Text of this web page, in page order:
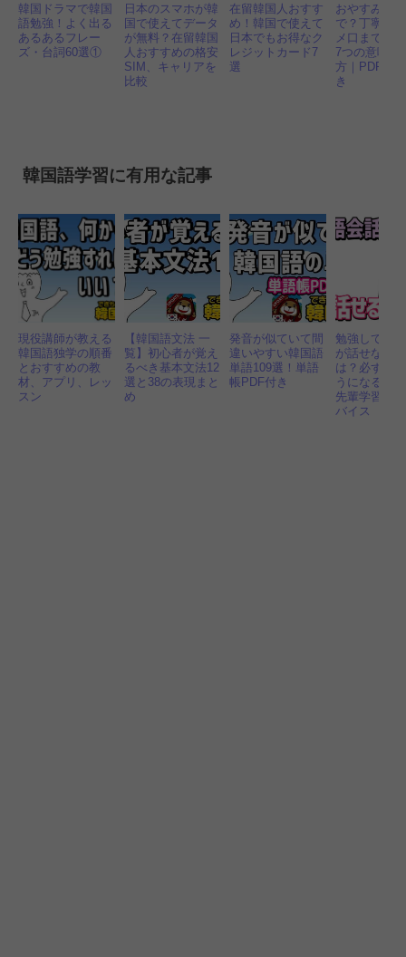
韓国ドラマで韓国
語勉強！よく出る
あるあるフレー
ズ・台詞60選①
日本のスマホが韓
国で使えてデータ
が無料？在留韓国
人おすすめの格安
SIM、キャリアを
比較
在留韓国人おすす
め！韓国で使えて
日本でもお得なク
レジットカード7
選
おやすみ 韓
で？丁寧語
メ口まで必
7つの意味と
方｜PDF, 音
き
韓国語学習に有用な記事
現役講師が教える
韓国語独学の順番
とおすすめの教
材、アプリ、レッ
スン
【韓国語文法 一
覧】初心者が覚え
るべき基本文法12
選と38の表現まと
め
発音が似ていて間
違いやすい韓国語
単語109選！単語
帳PDF付き
勉強しても
が話せない
は？必ず話
うになる勉
先輩学習者
バイス